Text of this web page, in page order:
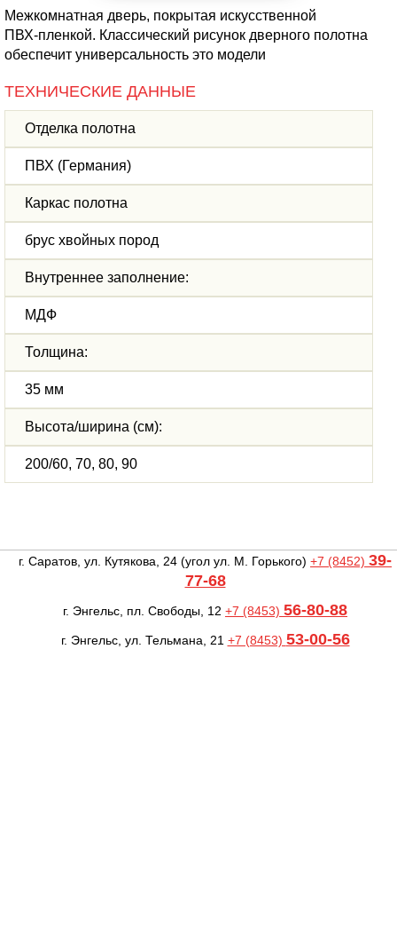
Межкомнатная дверь, покрытая искусственной
ПВХ-пленкой. Классический рисунок дверного полотна
обеспечит универсальность это модели
ТЕХНИЧЕСКИЕ ДАННЫЕ
Отделка полотна
ПВХ (Германия)
Каркас полотна
брус хвойных пород
Внутреннее заполнение:
МДФ
Толщина:
35 мм
Высота/ширина (см):
200/60, 70, 80, 90
г. Саратов, ул. Кутякова, 24 (угол ул. М. Горького) +7 (8452) 39-
77-68
г. Энгельс, пл. Свободы, 12 +7 (8453) 56-80-88
г. Энгельс, ул. Тельмана, 21 +7 (8453) 53-00-56